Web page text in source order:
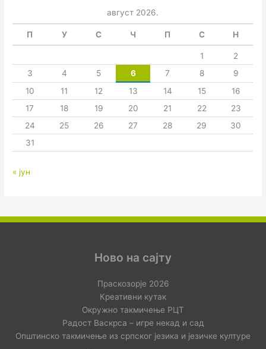
август 2026.
П У С Ч П С Н
1
2
3
4 5 6 7 8
9
10
11 12 13 14 15
16
17
18 19 20 21 22
23
24
25 26 27 28 29
30
31
« јун
Ново на сајту
Праскозорје 2026
Креативни кутак
Окружно такмичење РЦТ
Радост Васкрса – игре некад и сад
Општинско такмичење из српског језика и језичке културе